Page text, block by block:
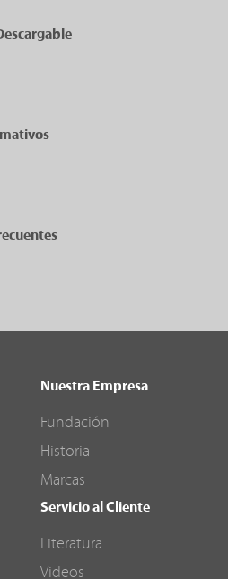
Nuestra Empresa
Fundación
Historia
Marcas
Servicio al Cliente
Literatura
Videos